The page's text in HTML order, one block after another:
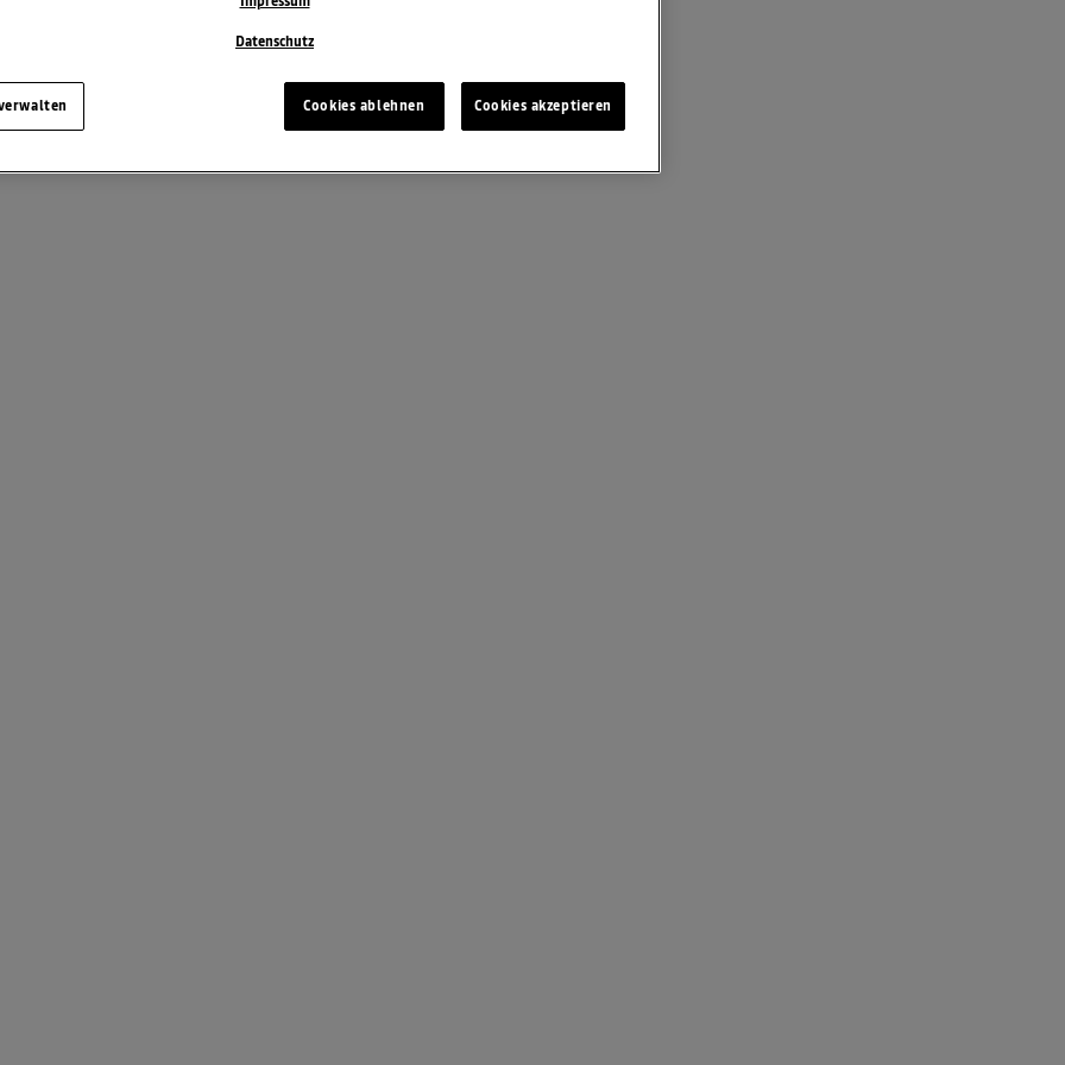
Datenschutz
Cookies ablehnen Cookies akzeptieren